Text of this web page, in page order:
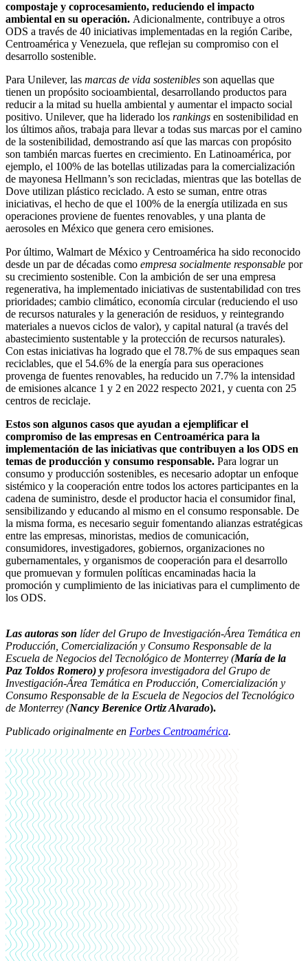
compostaje y coprocesamiento, reduciendo el impacto
ambiental en su operación. Adicionalmente, contribuye a otros
ODS a través de 40 iniciativas implementadas en la región Caribe,
Centroamérica y Venezuela, que reflejan su compromiso con el
desarrollo sostenible.
Para Unilever, las marcas de vida sostenibles son aquellas que
tienen un propósito socioambiental, desarrollando productos para
reducir a la mitad su huella ambiental y aumentar el impacto social
positivo. Unilever, que ha liderado los rankings en sostenibilidad en
los últimos años, trabaja para llevar a todas sus marcas por el camino
de la sostenibilidad, demostrando así que las marcas con propósito
son también marcas fuertes en crecimiento. En Latinoamérica, por
ejemplo, el 100% de las botellas utilizadas para la comercialización
de mayonesa Hellmann’s son recicladas, mientras que las botellas de
Dove utilizan plástico reciclado. A esto se suman, entre otras
iniciativas, el hecho de que el 100% de la energía utilizada en sus
operaciones proviene de fuentes renovables, y una planta de
aerosoles en México que genera cero emisiones.
Por último, Walmart de México y Centroamérica ha sido reconocido
desde un par de décadas como empresa socialmente responsable por
su crecimiento sostenible. Con la ambición de ser una empresa
regenerativa, ha implementado iniciativas de sustentabilidad con tres
prioridades; cambio climático, economía circular (reduciendo el uso
de recursos naturales y la generación de residuos, y reintegrando
materiales a nuevos ciclos de valor), y capital natural (a través del
abastecimiento sustentable y la protección de recursos naturales).
Con estas iniciativas ha logrado que el 78.7% de sus empaques sean
reciclables, que el 54.6% de la energía para sus operaciones
provenga de fuentes renovables, ha reducido un 7.7% la intensidad
de emisiones alcance 1 y 2 en 2022 respecto 2021, y cuenta con 25
centros de reciclaje.
Estos son algunos casos que ayudan a ejemplificar el
compromiso de las empresas en Centroamérica para la
implementación de las iniciativas que contribuyen a los ODS en
temas de producción y consumo responsable. Para lograr un
consumo y producción sostenibles, es necesario adoptar un enfoque
sistémico y la cooperación entre todos los actores participantes en la
cadena de suministro, desde el productor hacia el consumidor final,
sensibilizando y educando al mismo en el consumo responsable. De
la misma forma, es necesario seguir fomentando alianzas estratégicas
entre las empresas, minoristas, medios de comunicación,
consumidores, investigadores, gobiernos, organizaciones no
gubernamentales, y organismos de cooperación para el desarrollo
que promuevan y formulen políticas encaminadas hacia la
promoción y cumplimiento de las iniciativas para el cumplimento de
los ODS.
Las autoras son líder del Grupo de Investigación-Área Temática en
Producción, Comercialización y Consumo Responsable de la
Escuela de Negocios del Tecnológico de Monterrey (María de la
Paz Toldos Romero) y profesora investigadora del Grupo de
Investigación-Área Temática en Producción, Comercialización y
Consumo Responsable de la Escuela de Negocios del Tecnológico
de Monterrey (Nancy Berenice Ortiz Alvarado).
Publicado originalmente en Forbes Centroamérica.